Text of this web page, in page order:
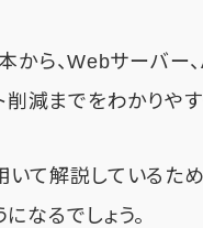
から、Webサーバー
削減までをわかりやす
いて解説しているた
なるでしょう。